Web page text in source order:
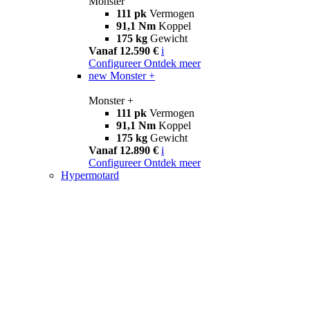
111 pk Vermogen
91,1 Nm Koppel
175 kg Gewicht
Vanaf 12.590 € i
Configureer Ontdek meer
new Monster +
Monster +
111 pk Vermogen
91,1 Nm Koppel
175 kg Gewicht
Vanaf 12.890 € i
Configureer Ontdek meer
Hypermotard